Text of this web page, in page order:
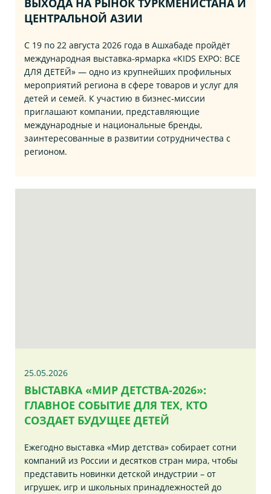
ВЫХОДА НА РЫНОК ТУРКМЕНИСТАНА И
ЦЕНТРАЛЬНОЙ АЗИИ
С 19 по 22 августа 2026 года в Ашхабаде пройдёт
международная выставка‑ярмарка «KIDS EXPO: ВСЕ
ДЛЯ ДЕТЕЙ» — одно из крупнейших профильных
мероприятий региона в сфере товаров и услуг для
детей и семей. К участию в бизнес‑миссии
приглашают компании, представляющие
международные и национальные бренды,
заинтересованные в развитии сотрудничества с
регионом.
25.05.2026
ВЫСТАВКА «МИР ДЕТСТВА-2026»:
ГЛАВНОЕ СОБЫТИЕ ДЛЯ ТЕХ, КТО
СОЗДАЕТ БУДУЩЕЕ ДЕТЕЙ
Ежегодно выставка «Мир детства» собирает сотни
компаний из России и десятков стран мира, чтобы
представить новинки детской индустрии – от
игрушек, игр и школьных принадлежностей до